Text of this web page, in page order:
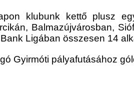
klubunk kettő plusz
Balmazújvárosban,
Ligában összesen 14
Gyirmóti pályafutásához